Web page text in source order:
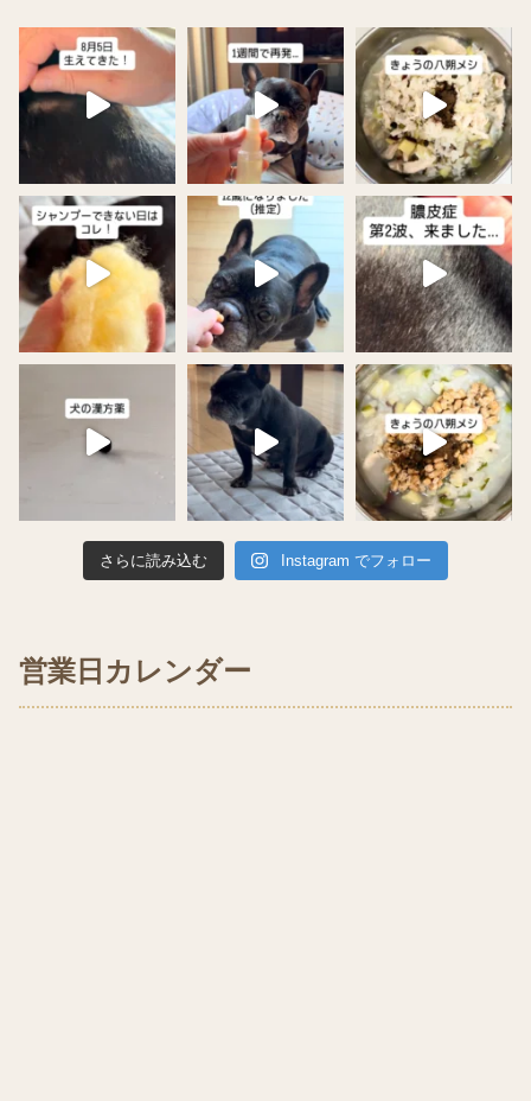
さらに読み込む Instagram でフォロー
営業日カレンダー